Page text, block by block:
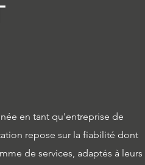
en tant qu'entreprise de
repose sur la fiabilité dont
de services, adaptés à leurs